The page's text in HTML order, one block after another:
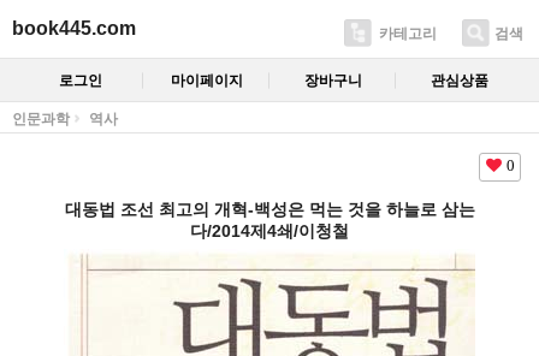
book445.com 카테고리 검색
로그인 마이페이지 장바구니 관심상품
인문과학 역사
0
대동법 조선 최고의 개혁-백성은 먹는 것을 하늘로 삼는
다/2014제4쇄/이청철